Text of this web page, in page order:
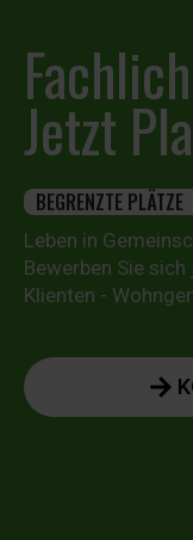
Jetzt
BEGRENZTE PLÄTZE
Leben in
Bewerben Sie
Klienten -